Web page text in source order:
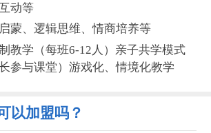
动等
蒙、逻辑思维、情商培养等
教学（每班6-12人）亲子共学模式
长参与课堂）游戏化、情境化教学
以加盟吗？